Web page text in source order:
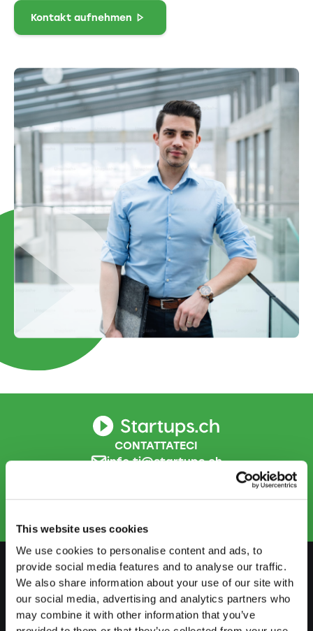
This website uses cookies
We use cookies to personalise content and ads, to
provide social media features and to analyse our traffic.
We also share information about your use of our site with
our social media, advertising and analytics partners who
may combine it with other information that you’ve
Kontakt aufnehmen
CONTATTATECI
info.ti@startups.ch
Prenotare un appuntamento
PREPARARSI
Guida al lavoro indipendente